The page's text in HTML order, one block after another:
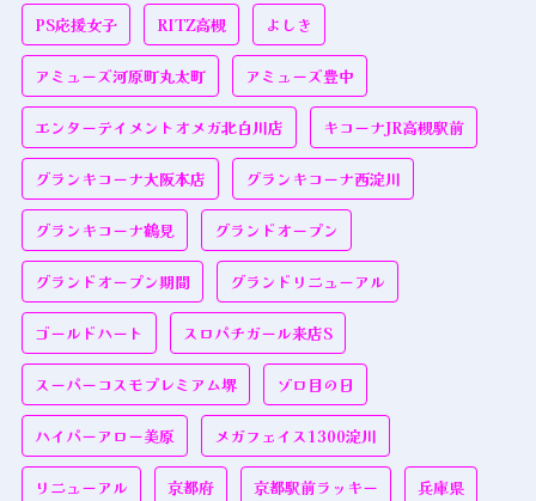
PS応援女子 RITZ高槻 よしき
アミューズ河原町丸太町 アミューズ豊中
エンターテイメントオメガ北白川店 キコーナJR高槻駅前
グランキコーナ大阪本店 グランキコーナ西淀川
グランキコーナ鶴見 グランドオープン
グランドオープン期間 グランドリニューアル
ゴールドハート スロパチガール来店S
スーパーコスモプレミアム堺 ゾロ目の日
ハイパーアロー美原 メガフェイス1300淀川
リニューアル 京都府 京都駅前ラッキー 兵庫県